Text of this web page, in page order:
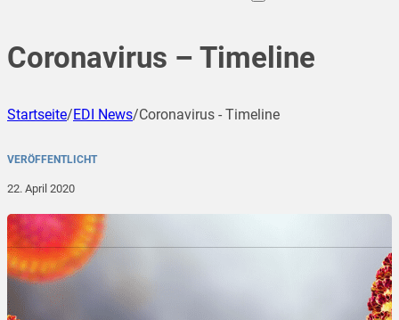
Coronavirus – Timeline
Startseite/EDI News/Coronavirus - Timeline
VERÖFFENTLICHT
22. April 2020